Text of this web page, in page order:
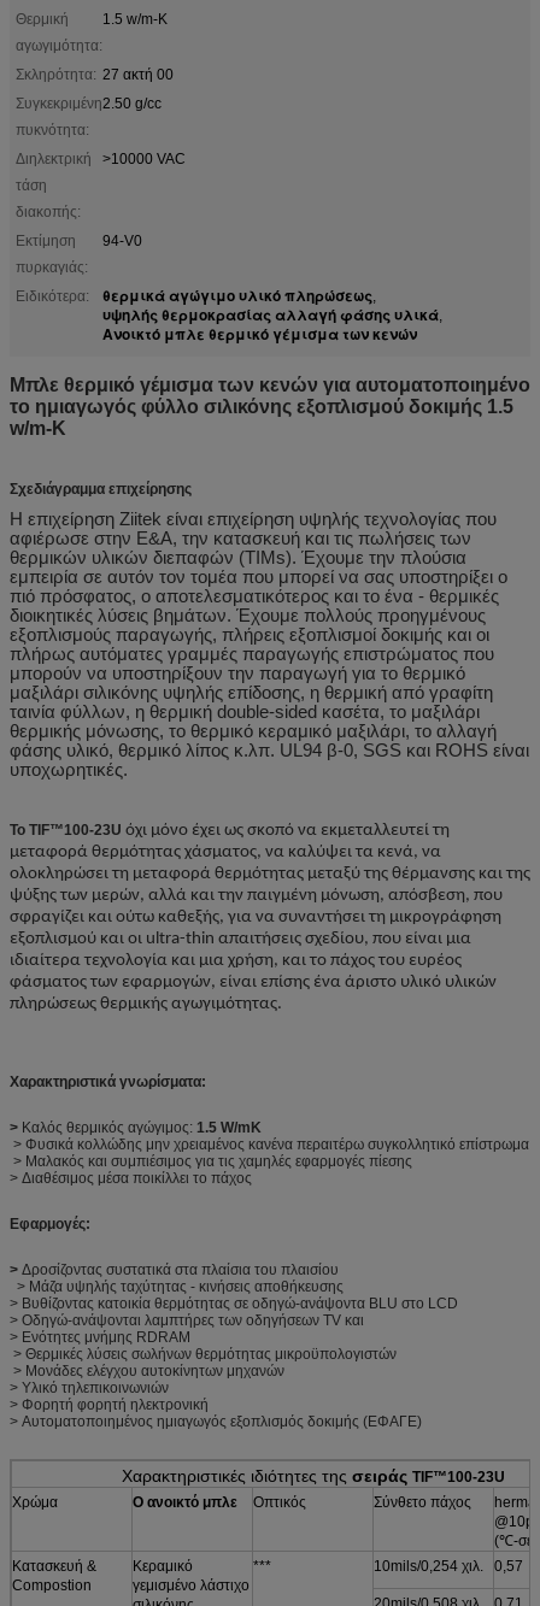
Θερμική
αγωγιμότητα:
1.5 w/m-Κ
Σκληρότητα: 27 ακτή 00
Συγκεκριμένη
πυκνότητα:
2.50 g/cc
Διηλεκτρική
τάση
διακοπής:
>10000 VAC
Εκτίμηση
πυρκαγιάς:
94-V0
Ειδικότερα: θερμικά αγώγιμο υλικό πληρώσεως,
υψηλής θερμοκρασίας αλλαγή φάσης υλικά,
Ανοικτό μπλε θερμικό γέμισμα των κενών
Μπλε θερμικό γέμισμα των κενών για αυτοματοποιημένο
το ημιαγωγός φύλλο σιλικόνης εξοπλισμού δοκιμής 1.5
w/m-Κ
Σχεδιάγραμμα επιχείρησης
Η επιχείρηση Ziitek είναι επιχείρηση υψηλής τεχνολογίας που
αφιέρωσε στην Ε&Α, την κατασκευή και τις πωλήσεις των
θερμικών υλικών διεπαφών (TIMs). Έχουμε την πλούσια
εμπειρία σε αυτόν τον τομέα που μπορεί να σας υποστηρίξει ο
πιό πρόσφατος, ο αποτελεσματικότερος και το ένα - θερμικές
διοικητικές λύσεις βημάτων. Έχουμε πολλούς προηγμένους
εξοπλισμούς παραγωγής, πλήρεις εξοπλισμοί δοκιμής και οι
πλήρως αυτόματες γραμμές παραγωγής επιστρώματος που
μπορούν να υποστηρίξουν την παραγωγή για το θερμικό
μαξιλάρι σιλικόνης υψηλής επίδοσης, η θερμική από γραφίτη
ταινία φύλλων, η θερμική double-sided κασέτα, το μαξιλάρι
θερμικής μόνωσης, το θερμικό κεραμικό μαξιλάρι, το αλλαγή
φάσης υλικό, θερμικό λίπος κ.λπ. UL94 β-0, SGS και ROHS είναι
υποχωρητικές.
Το TIF™100-23U όχι μόνο έχει ως σκοπό να εκμεταλλευτεί τη
μεταφορά θερμότητας χάσματος, να καλύψει τα κενά, να
ολοκληρώσει τη μεταφορά θερμότητας μεταξύ της θέρμανσης και της
ψύξης των μερών, αλλά και την παιγμένη μόνωση, απόσβεση, που
σφραγίζει και ούτω καθεξής, για να συναντήσει τη μικρογράφηση
εξοπλισμού και οι ultra-thin απαιτήσεις σχεδίου, που είναι μια
ιδιαίτερα τεχνολογία και μια χρήση, και το πάχος του ευρέος
φάσματος των εφαρμογών, είναι επίσης ένα άριστο υλικό υλικών
πληρώσεως θερμικής αγωγιμότητας.
Χαρακτηριστικά γνωρίσματα:
> Καλός θερμικός αγώγιμος: 1.5 W/mK
> Φυσικά κολλώδης μην χρειαμένος κανένα περαιτέρω συγκολλητικό επίστρωμα
> Μαλακός και συμπιέσιμος για τις χαμηλές εφαρμογές πίεσης
> Διαθέσιμος μέσα ποικίλλει το πάχος
Εφαρμογές:
> Δροσίζοντας συστατικά στα πλαίσια του πλαισίου
> Μάζα υψηλής ταχύτητας - κινήσεις αποθήκευσης
> Βυθίζοντας κατοικία θερμότητας σε οδηγώ-ανάψοντα BLU στο LCD
> Οδηγώ-ανάψονται λαμπτήρες των οδηγήσεων TV και
> Ενότητες μνήμης RDRAM
> Θερμικές λύσεις σωλήνων θερμότητας μικροϋπολογιστών
> Μονάδες ελέγχου αυτοκίνητων μηχανών
> Υλικό τηλεπικοινωνιών
> Φορητή φορητή ηλεκτρονική
> Αυτοματοποιημένος ημιαγωγός εξοπλισμός δοκιμής (ΕΦΑΓΕ)
Χαρακτηριστικές ιδιότητες της σειράς TIF™100-23U
Χρώμα
Ο ανοικτό μπλε Οπτικός Σύνθετο πάχος
(℃-σε
Κατασκευή &
Compostion
Κεραμικό
γεμισμένο λάστιχο
*** 10mils/0,254 χιλ. 0,57